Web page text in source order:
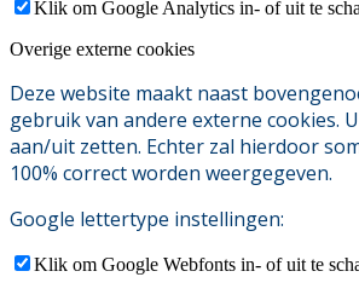
Klik om Google Analytics in- of uit te
Overige externe cookies
Deze website maakt naast
gebruik van andere externe cookies.
aan/uit zetten. Echter zal hierdoor
100% correct worden weergegeven.
Google lettertype instellingen:
Klik om Google Webfonts in- of uit te